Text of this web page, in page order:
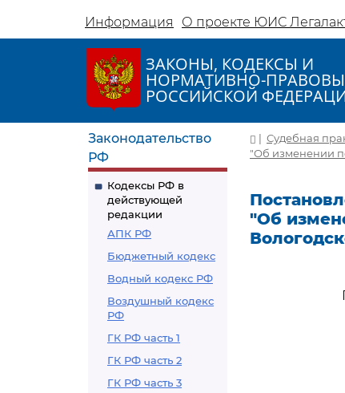
Информация О проекте ЮИС
ЗАКОНЫ, КОДЕКСЫ И
НОРМАТИВНО-
РОССИЙСКОЙ
Законодательство
РФ
Кодексы РФ в
действующей
редакции
АПК РФ
Бюджетный кодекс
Водный кодекс РФ
Воздушный кодекс
РФ
ГК РФ часть 1
ГК РФ часть 2
ГК РФ часть 3
| Судебная
"Об изменении
"Об